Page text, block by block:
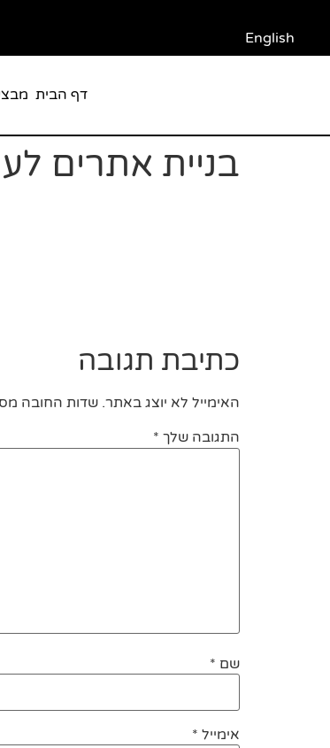
English
דף הבית
בניית אתרים
כתיבת תגובה
האימייל לא יוצג באתר. שדות החובה
התגובה שלך *
שם *
אימייל *